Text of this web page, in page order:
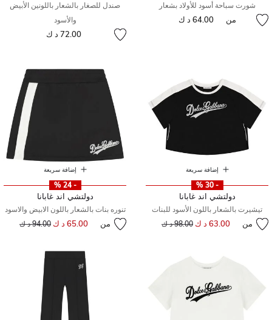
شورت سباحة أسود للأولاد بشعار
من 64.00 د ك
صندل للصغار بالشعار باللونين الأبيض
والأسود
72.00 د ك
إضافة سريعة
- 30 %
دولتشي اند غابانا
تيشيرت بالشعار باللون الأسود للبنات
من 63.00 د ك سعر مخفض من
98.00 د ك
إضافة سريعة
- 24 %
دولتشي اند غابانا
تنوره بنات بالشعار باللون الابيض والاسود
من 65.00 د ك سعر مخفض من
94.00 د ك إلى